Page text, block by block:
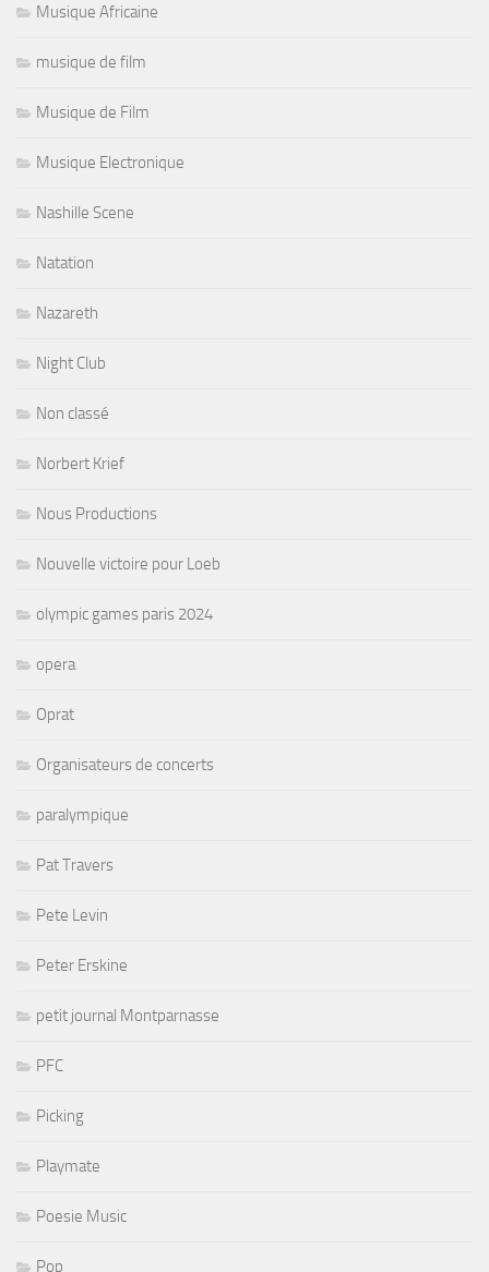
Musique Africaine
musique de film
Musique de Film
Musique Electronique
Nashille Scene
Natation
Nazareth
Night Club
Non classé
Norbert Krief
Nous Productions
Nouvelle victoire pour Loeb
olympic games paris 2024
opera
Oprat
Organisateurs de concerts
paralympique
Pat Travers
Pete Levin
Peter Erskine
petit journal Montparnasse
PFC
Picking
Playmate
Poesie Music
Pop